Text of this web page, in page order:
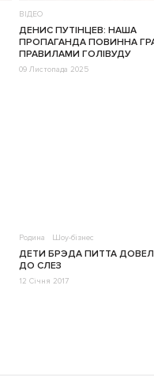
ВІДЕО
ДЕНИС ПУТІНЦЕВ: НАША
ПРОПАГАНДА ПОВИННА
ПРАВИЛАМИ ГОЛІВУДУ
09 Листопада 2025
Родина Шоу-бізнес
ДЕТИ БРЭДА ПИТТА
ДО СЛЕЗ
12 Січня 2017